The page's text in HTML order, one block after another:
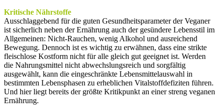
Kritische Nährstoffe
Ausschlaggebend für die guten Gesundheitsparameter der Veganer
ist sicherlich neben der Ernährung auch der gesündere Lebensstil im
Allgemeinen: Nicht-Rauchen, wenig Alkohol und ausreichend
Bewegung. Dennoch ist es wichtig zu erwähnen, dass eine strikte
fleischlose Kostform nicht für alle gleich gut geeignet ist. Werden
die Nahrungsmittel nicht abwechslungsreich und sorgfältig
ausgewählt, kann die eingeschränkte Lebensmittelauswahl in
bestimmten Lebensphasen zu erheblichen Vitalstoffdefiziten führen.
Und hier liegt bereits der größte Kritikpunkt an einer streng veganen
Ernährung.